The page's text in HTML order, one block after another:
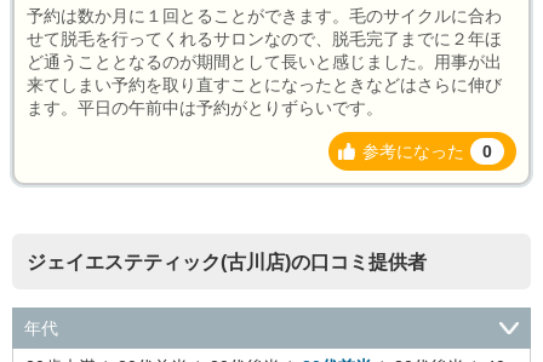
予約は数か月に１回とることができます。毛のサイクルに合わ
せて脱毛を行ってくれるサロンなので、脱毛完了までに２年ほ
ど通うこととなるのが期間として長いと感じました。用事が出
来てしまい予約を取り直すことになったときなどはさらに伸び
ます。平日の午前中は予約がとりずらいです。
参考になった 0
ジェイエステティック(古川店)の口コミ提供者
年代